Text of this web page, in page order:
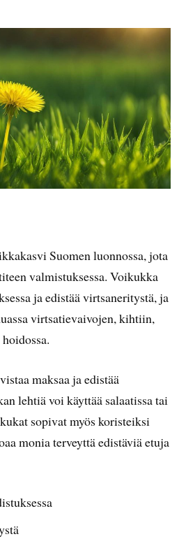
Suomen luonnossa, jota
valmistuksessa. Voikukka
ja edistää virtsaneritystä, ja
virtsatievaivojen, kihtiin,
maksaa ja edistää
lehtiä voi käyttää salaatissa tai
sopivat myös koristeiksi
monia terveyttä edistäviä etuja